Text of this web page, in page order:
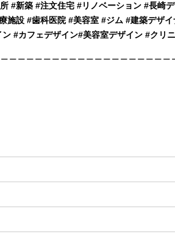
#新築 #注文住宅 #リノベーション #⾧崎
施設 #歯科医院 #美容室 #ジム #建築デザイ
#カフェデザイン#美容室デザイン #クリ